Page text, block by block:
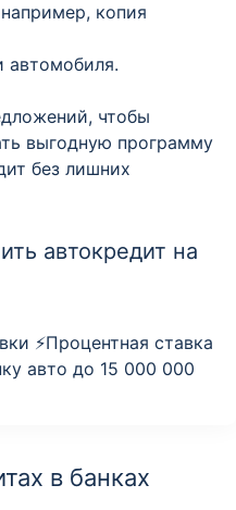
копия
автомобиля.
чтобы
выгодную программу
без лишних
автокредит на
⚡️Процентная ставка
авто до 15 000 000
в банках